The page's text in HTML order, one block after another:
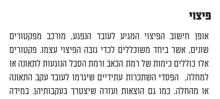
פיצוי
אופן חישוב הפיצוי המגיע לעובד הנפגע, מורכב מפקטורים
שונים, אשר ביחד משוכללים לכדי גובה הפיצוי עצמו. פקטורים
אלו כוללים כימות של רמת הכאב ורמת הסבל הנוגעות לתאונה או
למחלה, הפסדי השתכרות עתידיים שיגרמו לעובד עקב התאונה
או מהחלה, כמו גם הוצאות ועזרה שיצטרך בעקבותיהן. במידה